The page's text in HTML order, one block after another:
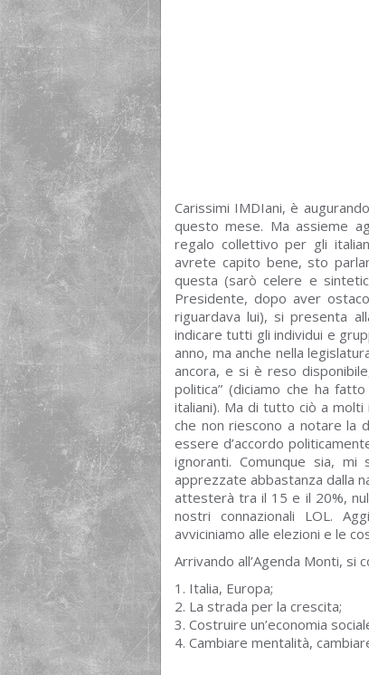
Carissimi IMDIani, è
questo mese. Ma assieme
regalo collettivo per gli
avrete capito bene, sto
questa (sarò celere e
Presidente, dopo aver
riguardava lui), si presenta
indicare tutti gli individui e
anno, ma anche nella
ancora, e si è reso
politica” (diciamo che ha
italiani). Ma di tutto ciò a
che non riescono a notare la
essere d’accordo
ignoranti. Comunque sia,
apprezzate abbastanza dalla
attesterà tra il 15 e il 20%,
nostri connazionali LOL.
avviciniamo alle elezioni e le
Arrivando all’Agenda Monti, si
Italia, Europa;
La strada per la crescita;
Costruire un’economia
Cambiare mentalità,